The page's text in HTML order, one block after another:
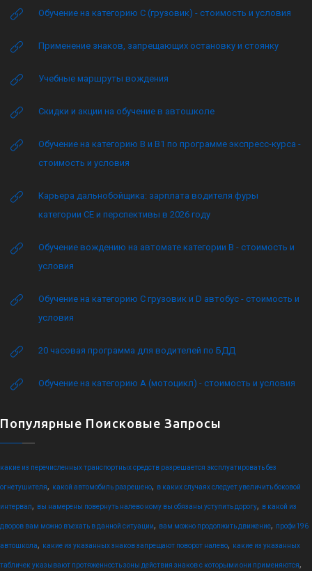
Обучение на категорию C (грузовик) - стоимость и условия
Применение знаков, запрещающих остановку и стоянку
Учебные маршруты вождения
Скидки и акции на обучение в автошколе
Обучение на категорию B и B1 по программе экспресс-курса -
стоимость и условия
Карьера дальнобойщика: зарплата водителя фуры
категории CE и перспективы в 2026 году
Обучение вождению на автомате категории B - стоимость и
условия
Обучение на категорию C грузовик и D автобус - стоимость и
условия
20 часовая программа для водителей по БДД
Обучение на категорию А (мотоцикл) - стоимость и условия
Популярные Поисковые Запросы
какие из перечисленных транспортных средств разрешается эксплуатировать без
огнетушителя, какой автомобиль разрешено, в каких случаях следует увеличить боковой
интервал, вы намерены повернуть налево кому вы обязаны уступить дорогу, в какой из
дворов вам можно въехать в данной ситуации, вам можно продолжить движение, профи196
автошкола, какие из указанных знаков запрещают поворот налево, какие из указанных
табличек указывают протяженность зоны действия знаков с которыми они применяются,